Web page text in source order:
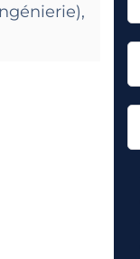
,